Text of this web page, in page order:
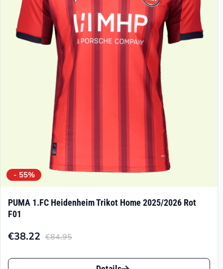
- 55%
PUMA 1.FC Heidenheim Trikot Home 2025/2026 Rot
F01
€84.95
Ursprünglicher
Preis
€38.22
Aktueller
Preis
Dieses